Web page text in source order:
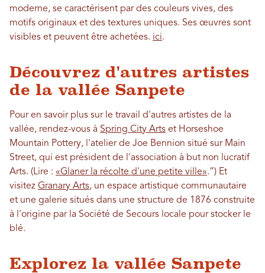
moderne, se caractérisent par des couleurs vives, des
motifs originaux et des textures uniques. Ses œuvres sont
visibles et peuvent être achetées. ici.
Découvrez d'autres artistes
de la vallée Sanpete
Pour en savoir plus sur le travail d'autres artistes de la
vallée, rendez-vous à Spring City Arts et Horseshoe
Mountain Pottery, l'atelier de Joe Bennion situé sur Main
Street, qui est président de l'association à but non lucratif
Arts. (Lire : «Glaner la récolte d'une petite ville».”) Et
visitez Granary Arts, un espace artistique communautaire
et une galerie situés dans une structure de 1876 construite
à l'origine par la Société de Secours locale pour stocker le
blé.
Explorez la vallée Sanpete